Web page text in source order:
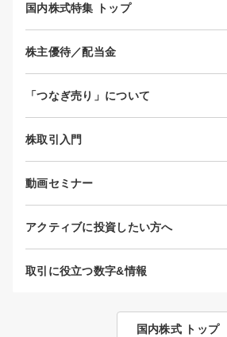
国内株式特集 トップ
株主優待／配当金
「つなぎ売り」について
株取引入門
動画セミナー
アクティブに投資したい方へ
取引に役立つ数字&情報
国内株式 トップ